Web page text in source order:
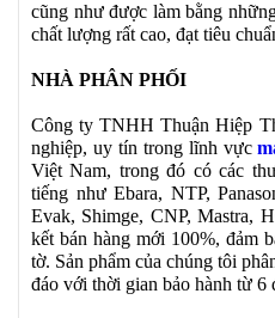
cũng như được làm bằng
chất lượng rất cao, đạt tiêu
NHÀ PHÂN PHỐI
Công ty TNHH Thuận Hiệp
nghiệp, uy tín trong lĩnh vực
Việt Nam, trong đó có các
tiếng như Ebara, NTP,
Evak, Shimge, CNP, Mastra,
kết bán hàng mới 100%, đảm
tờ. Sản phẩm của chúng tôi
đáo với thời gian bảo hành từ 6